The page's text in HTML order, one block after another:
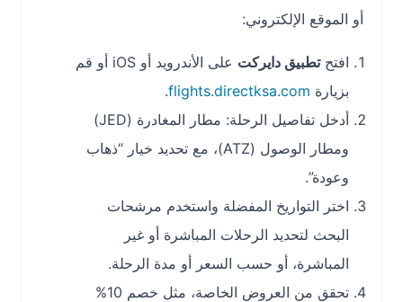
أو الموقع الإلكتروني:
افتحتطبيق دايركت
على الأندرويد أو iOS أو قم
بزيارةflights.directksa.com
.
أدخل تفاصيل الرحلة: مطار المغادرة (JED)
ومطار الوصول (ATZ)، مع تحديد خيار “ذهاب
وعودة”.
اختر التواريخ المفضلة واستخدم مرشحات
البحث لتحديد الرحلات المباشرة أو غير
المباشرة، أو حسب السعر أو مدة الرحلة.
تحقق من العروض الخاصة، مثل خصم 10%